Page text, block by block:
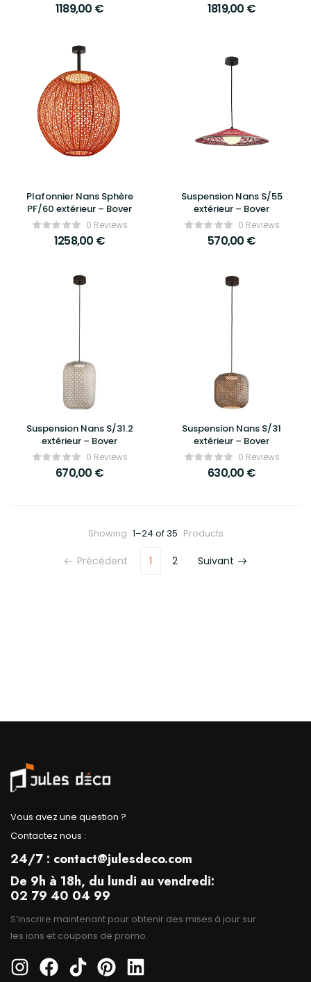
1189,00 € 1819,00 €
Plafonnier Nans Sphère
PF/60 extérieur – Bover
0 Reviews
1258,00 €
Suspension Nans S/55
extérieur – Bover
0 Reviews
570,00 €
Suspension Nans S/31.2
extérieur – Bover
0 Reviews
670,00 €
Suspension Nans S/31
extérieur – Bover
0 Reviews
630,00 €
Showing 1–24 of 35 Products
Précédent 1 2 Suivant
Vous avez une question ?
Contactez nous :
24/7 : contact@julesdeco.com
De 9h à 18h, du lundi au vendredi:
02 79 40 04 99
S’inscrire maintenant pour obtenir des mises à jour sur
les ions et coupons de promo.